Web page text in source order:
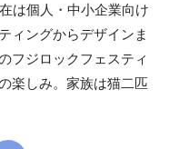
は個人・中小企業向け
ィングからデザインま
フジロックフェスティ
楽しみ。家族は猫二匹